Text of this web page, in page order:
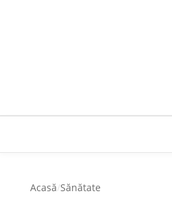
Acasă/Sănătate